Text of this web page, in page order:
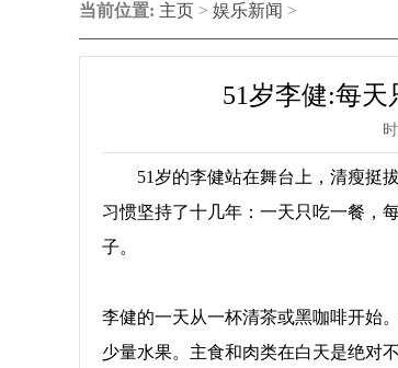
当前位置: 主页 > 娱乐新闻 >
51岁李健:每
51岁的李健站在舞台上，清瘦挺
习惯坚持了十几年：一天只吃一餐，
子。
李健的一天从一杯清茶或黑咖啡开始
少量水果。主食和肉类在白天是绝对